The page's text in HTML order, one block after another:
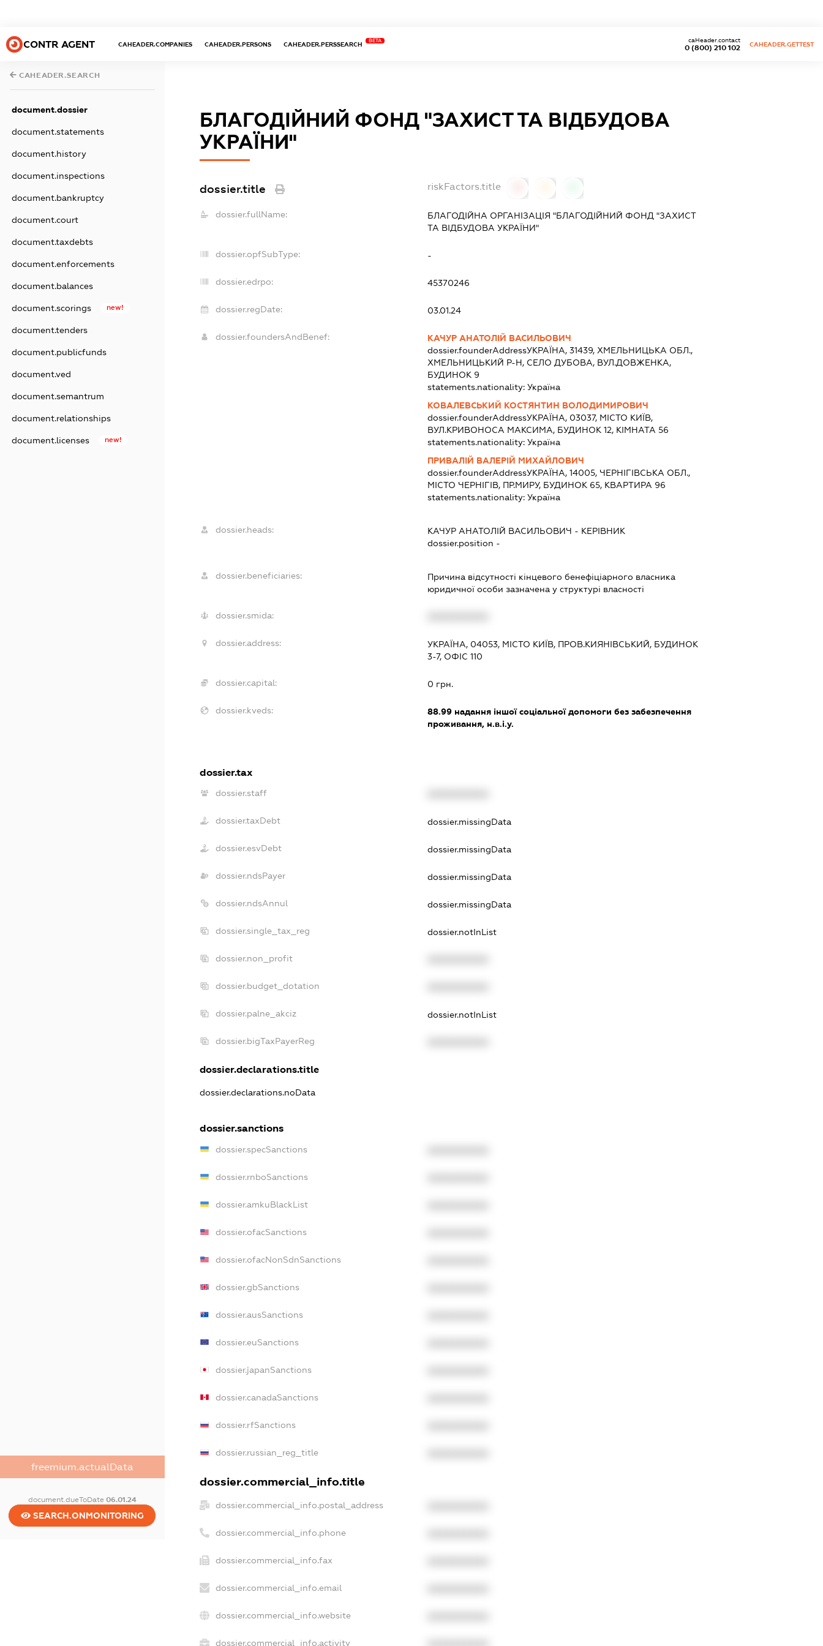
CONTR AGENT CAHEADER.COMPANIES CAHEADER.PERSONS CAHEADER.PERSSEARCH
BETA
0 (800) 210 102
caHeader.contact
CAHEADER.GETTEST
CAHEADER.SEARCH
document.dossier
document.statements
document.history
document.inspections
document.bankruptcy
document.court
document.taxdebts
document.enforcements
document.balances
document.scorings new!
document.tenders
document.publicfunds
document.ved
document.semantrum
document.relationships
document.licenses new!
freemium.actualData
document.dueToDate 06.01.24
SEARCH.ONMONITORING
БЛАГОДІЙНИЙ ФОНД "ЗАХИСТ ТА ВІДБУДОВА
УКРАЇНИ"
dossier.title riskFactors.title
dossier.fullName:
БЛАГОДІЙНА ОРГАНІЗАЦІЯ "БЛАГОДІЙНИЙ ФОНД "ЗАХИСТ
ТА ВІДБУДОВА УКРАЇНИ"
dossier.opfSubType: -
dossier.edrpo: 45370246
dossier.regDate: 03.01.24
dossier.foundersAndBenef:
КАЧУР АНАТОЛІЙ ВАСИЛЬОВИЧ
dossier.founderAddressУКРАЇНА, 31439, ХМЕЛЬНИЦЬКА ОБЛ.,
ХМЕЛЬНИЦЬКИЙ Р-Н, СЕЛО ДУБОВА, ВУЛ.ДОВЖЕНКА,
БУДИНОК 9
statements.nationality: Україна
КОВАЛЕВСЬКИЙ КОСТЯНТИН ВОЛОДИМИРОВИЧ
dossier.founderAddressУКРАЇНА, 03037, МІСТО КИЇВ,
ВУЛ.КРИВОНОСА МАКСИМА, БУДИНОК 12, КІМНАТА 56
statements.nationality: Україна
ПРИВАЛІЙ ВАЛЕРІЙ МИХАЙЛОВИЧ
dossier.founderAddressУКРАЇНА, 14005, ЧЕРНІГІВСЬКА ОБЛ.,
МІСТО ЧЕРНІГІВ, ПР.МИРУ, БУДИНОК 65, КВАРТИРА 96
statements.nationality: Україна
dossier.heads: КАЧУР АНАТОЛІЙ ВАСИЛЬОВИЧ - КЕРІВНИК
dossier.position -
dossier.beneficiaries:
Причина відсутності кінцевого бенефіціарного власника
юридичної особи зазначена у структурі власності
dossier.smida:
dossier.address:
УКРАЇНА, 04053, МІСТО КИЇВ, ПРОВ.КИЯНІВСЬКИЙ, БУДИНОК
3-7, ОФІС 110
dossier.capital: 0 грн.
dossier.kveds: 88.99надання іншої соціальної допомоги без забезпечення
проживання, н.в.і.у.
dossier.tax
dossier.staff
dossier.taxDebt dossier.missingData
dossier.esvDebt dossier.missingData
dossier.ndsPayer dossier.missingData
dossier.ndsAnnul dossier.missingData
dossier.single_tax_reg dossier.notInList
dossier.non_profit
dossier.budget_dotation
dossier.palne_akciz dossier.notInList
dossier.bigTaxPayerReg
dossier.declarations.title
dossier.declarations.noData
dossier.sanctions
dossier.specSanctions
dossier.rnboSanctions
dossier.amkuBlackList
dossier.ofacSanctions
dossier.ofacNonSdnSanctions
dossier.gbSanctions
dossier.ausSanctions
dossier.euSanctions
dossier.japanSanctions
dossier.canadaSanctions
dossier.rfSanctions
dossier.russian_reg_title
dossier.commercial_info.title
dossier.commercial_info.postal_address
dossier.commercial_info.phone
dossier.commercial_info.fax
dossier.commercial_info.email
dossier.commercial_info.website
dossier.commercial_info.activity